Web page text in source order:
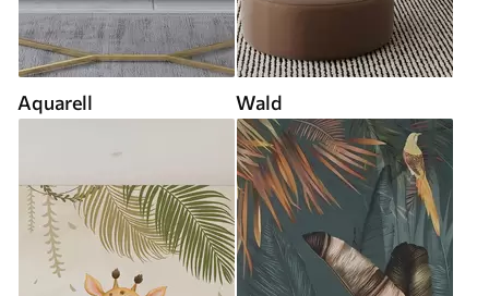
Aquarell Wald